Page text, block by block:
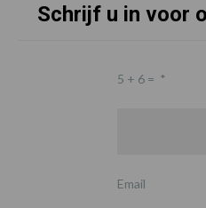
Schrijf u in voor
5 + 6 = *
Email